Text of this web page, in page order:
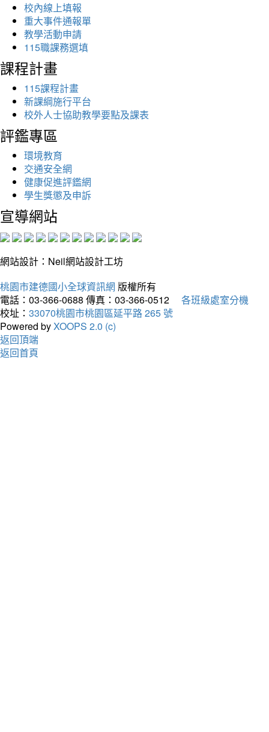
校內線上填報
重大事件通報單
教學活動申請
115職課務選填
課程計畫
115課程計畫
新課綱施行平台
校外人士協助教學要點及課表
評鑑專區
環境教育
交通安全網
健康促進評鑑網
學生獎懲及申訴
宣導網站
網站設計：Neil網站設計工坊
桃園市建德國小全球資訊網 版權所有
電話：03-366-0688 傳真：03-366-0512
各班級處室分機
校址： 33070桃園市桃園區延平路 265 號
Powered byXOOPS 2.0 (c)
返回頂端
返回首頁